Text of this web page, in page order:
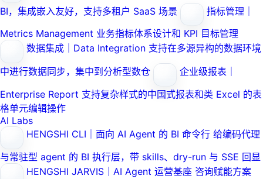
BI，集成嵌入友好，支持多租户 SaaS 场景
指标管理｜
Metrics Management 业务指标体系设计和 KPI 目标管理
数据集成｜Data Integration 支持在多源异构的数据环境
中进行数据同步，集中到分析型数仓
企业级报表｜
Enterprise Report 支持复杂样式的中国式报表和类 Excel 的表
格单元编辑操作
AI Labs
HENGSHI CLI｜面向 AI Agent 的 BI 命令行 给编码代理
与常驻型 agent 的 BI 执行层，带 skills、dry-run 与 SSE 回显
HENGSHI JARVIS｜AI Agent 运营基座 咨询赋能方案